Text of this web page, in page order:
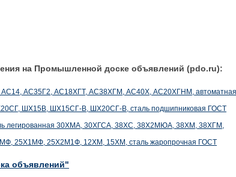
на Промышленной доске объявлений (pdo.ru):
АС14, АС35Г2, АС18ХГТ, АС38ХГМ, АС40Х, АС20ХГНМ, автоматная
ШХ15В, ШХ15СГ-В, ШХ20СГ-В, сталь подшипниковая ГОСТ
легированная 30ХМА, 30ХГСА, 38ХС, 38Х2МЮА, 38ХМ, 38ХГМ,
25Х1МФ, 25Х2М1Ф, 12ХМ, 15ХМ, сталь жаропрочная ГОСТ
объявлений"